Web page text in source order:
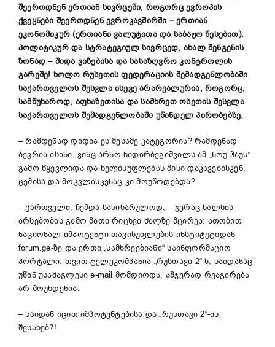
შეერთდნენ ერთიან სივრცეში, როგორც ევროპის
ქვეყნები შეერთდნენ ევროკავშირში – ერთიან
ეკონომიკურ (ერთიანი ვალუტითა და საბაჟო წესებით),
პოლიტიკურ და სტრატეგიულ სივრცედ, ახალ შენგენის
ზონად – შიდა ვიზებისა და სასაზღვრო კონტროლის
გარეშე! ხოლო რუსეთის ფედერაციის შემადგენლობაში
საქართველოს შესვლა ისევე არარეალურია, როგორც,
სამწუხაროდ, აფხაზეთისა და სამხრეთ ოსეთის შესვლა
საქართველოს შემადგენლობაში უწინდელ პირობებზე.
– რამდენად დიდია ეს მესამე კატეგორია? რამდენად
ბევრია ისინი, ვინც არნო ხიდირბეგიშვილს ამ „ნოუ-ჰაუს“
გამო წყევლიდა და ხელისუფლებას მისი დაკავებისკენ,
ცემისა და მოკვლისკენაც კი მოუწოდებდა?
– ქართველი, ჩემდა სასიხარულოდ, – ჯერაც ხალხის
არსებობის გამო მათი რიცხვი ძალზე მცირეა: ათობით
ნაციონალ-იმპოტენტი თავისუფლების ინსტიტუტიდან
forum.ge-ზე და ერთი „სამხრეებიანი“ საინფორმაციო
პორტალი. თვით ტელეკომპანია „რუსთავი 2“-ს, საიდანაც
უწინ უსაძაგლესი e-mail მომდიოდა, ამჯერად რეაგირება
არ მოუხდენია.
– საიდან იცით იმპოტენტებისა და „რუსთავი 2“-ის
შესახებ?!